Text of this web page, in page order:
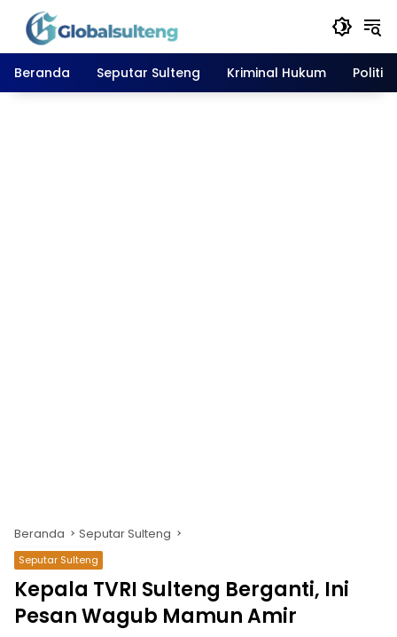
Langsung
konten
Beranda
Seputar Sulteng Kriminal Hukum Politik
Beranda Seputar Sulteng
Seputar Sulteng
Kepala TVRI Sulteng Berganti, Ini
Pesan Wagub Mamun Amir